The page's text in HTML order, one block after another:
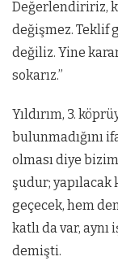
Değerlendiririz,
değişmez. Teklif
değiliz. Yine
sokarız.”
Yıldırım, 3.
bulunmadığını
olması diye
şudur; yapılacak
geçecek, hem
katlı da var,
demişti.